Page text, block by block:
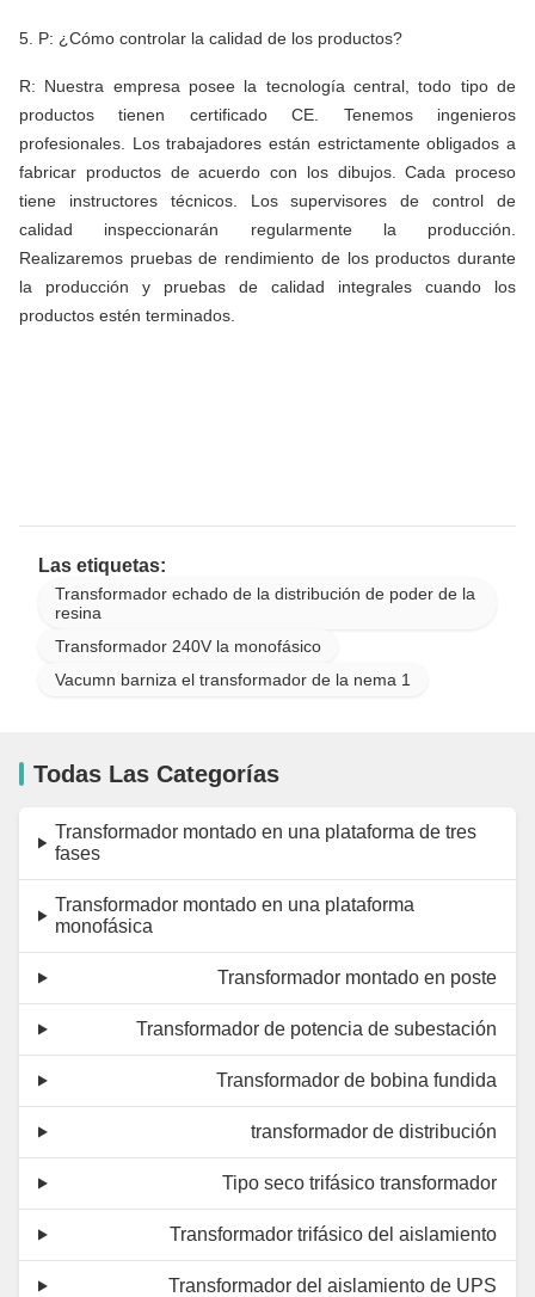
5. P: ¿Cómo controlar la calidad de los productos?
R: Nuestra empresa posee la tecnología central, todo tipo de
productos tienen certificado CE. Tenemos ingenieros
profesionales. Los trabajadores están estrictamente obligados a
fabricar productos de acuerdo con los dibujos. Cada proceso
tiene instructores técnicos. Los supervisores de control de
calidad inspeccionarán regularmente la producción.
Realizaremos pruebas de rendimiento de los productos durante
la producción y pruebas de calidad integrales cuando los
productos estén terminados.
Las etiquetas:
Transformador echado de la distribución de poder de la
resina
Transformador 240V la monofásico
Vacumn barniza el transformador de la nema 1
Todas Las Categorías
Transformador montado en una plataforma de tres
fases
Transformador montado en una plataforma
monofásica
Transformador montado en poste
Transformador de potencia de subestación
Transformador de bobina fundida
transformador de distribución
Tipo seco trifásico transformador
Transformador trifásico del aislamiento
Transformador del aislamiento de UPS